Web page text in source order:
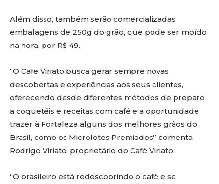
Além disso, também serão comercializadas
embalagens de 250g do grão, que pode ser moído
na hora, por R$ 49.
“O Café Viriato busca gerar sempre novas
descobertas e experiências aos seus clientes,
oferecendo desde diferentes métodos de preparo
a coquetéis e receitas com café e a oportunidade
trazer à Fortaleza alguns dos melhores grãos do
Brasil, como os Microlotes Premiados” comenta
Rodrigo Viriato, proprietário do Café Viriato.
“O brasileiro está redescobrindo o café e se